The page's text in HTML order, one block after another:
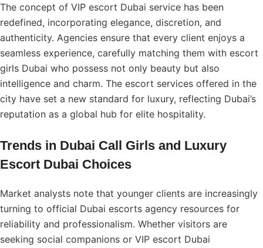
The concept of VIP escort Dubai service has been
redefined, incorporating elegance, discretion, and
authenticity. Agencies ensure that every client enjoys a
seamless experience, carefully matching them with escort
girls Dubai who possess not only beauty but also
intelligence and charm. The escort services offered in the
city have set a new standard for luxury, reflecting Dubai’s
reputation as a global hub for elite hospitality.
Trends in Dubai Call Girls and Luxury
Escort Dubai Choices
Market analysts note that younger clients are increasingly
turning to official Dubai escorts agency resources for
reliability and professionalism. Whether visitors are
seeking social companions or VIP escort Dubai